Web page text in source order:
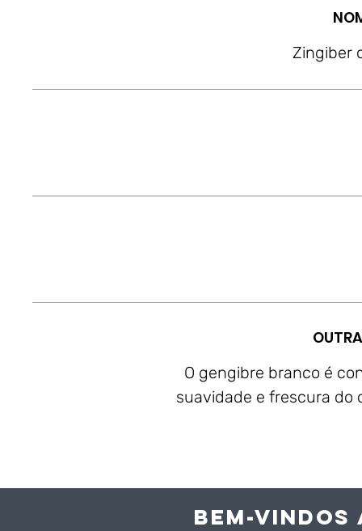
Zingiber
O gengibre branco é
suavidade e frescura do
BEM-VINDOS